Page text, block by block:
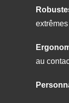
au